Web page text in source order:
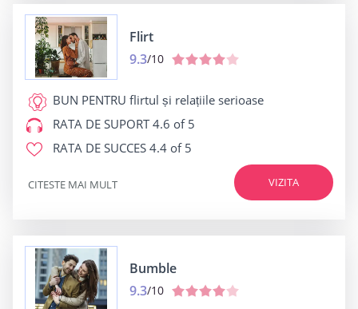
Flirt
9.3/10
BUN PENTRU flirtul și relațiile serioase
RATA DE SUPORT4.6 of 5
RATA DE SUCCES 4.4 of 5
VIZITA
CITESTE MAI MULT
Bumble
9.3/10